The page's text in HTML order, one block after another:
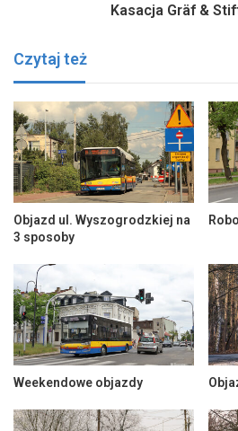
Kasacja Gräf &
Czytaj też
Objazd ul. Wyszogrodzkiej na
3 sposoby
Weekendowe objazdy